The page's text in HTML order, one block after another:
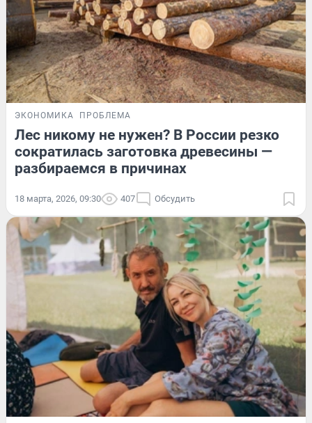
ЭКОНОМИКА ПРОБЛЕМА
Лес никому не нужен? В России резко
сократилась заготовка древесины —
разбираемся в причинах
18 марта, 2026, 09:30 407 Обсудить